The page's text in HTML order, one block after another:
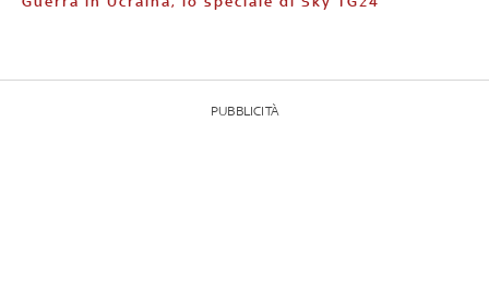
PUBBLICITÀ